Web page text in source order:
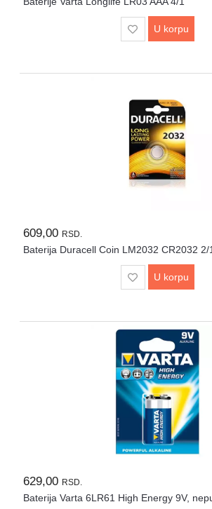
U korpu
609,00 RSD.
Baterija Duracell Coin LM2032 CR2032 2/
U korpu
629,00 RSD.
Baterija Varta 6LR61 High Energy 9V,